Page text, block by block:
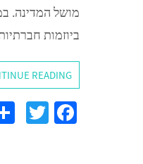
מושל המדינה.
ביוזמות
READING
Fa
T